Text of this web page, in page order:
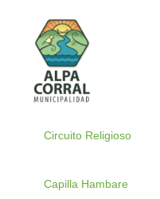
contenido
Circuito Religioso
Capilla Hambare